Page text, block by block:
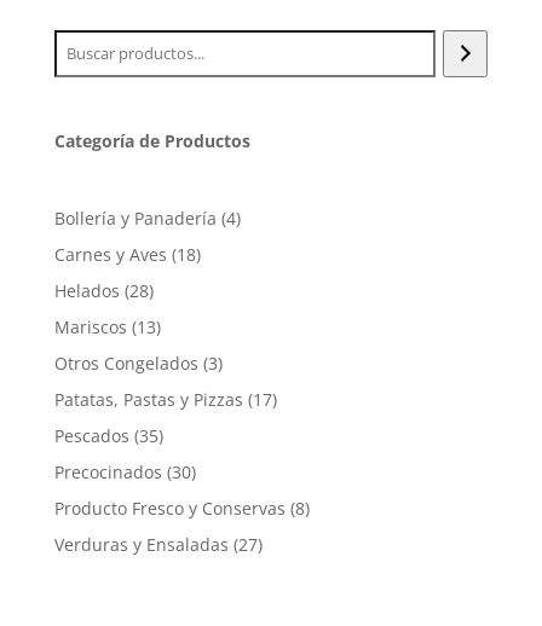
Categoría de Productos
Bollería y Panadería 44
Carnes y Aves 1818
Helados 2828
productos
Mariscos 1313
productos
Otros Congelados 33
productos
Patatas, Pastas y Pizzas 1717
Pescados 3535
productos
Precocinados 3030
productos
Producto Fresco y Conservas 88
Verduras y Ensaladas 2727